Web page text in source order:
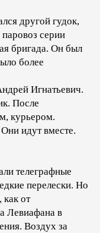
другой гудок,
серии
бригада. Он был
более
Игнатьевич.
После
курьером.
идут вместе.
телеграфные
перелески. Но
как от
Левиафана в
Воздух за